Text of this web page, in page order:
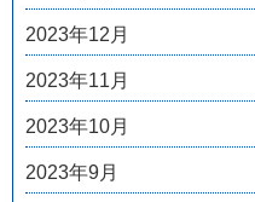
2023年12月
2023年11月
2023年10月
2023年9月